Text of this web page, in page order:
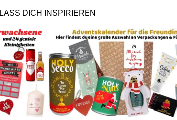
LASS DICH INSPIRIEREN